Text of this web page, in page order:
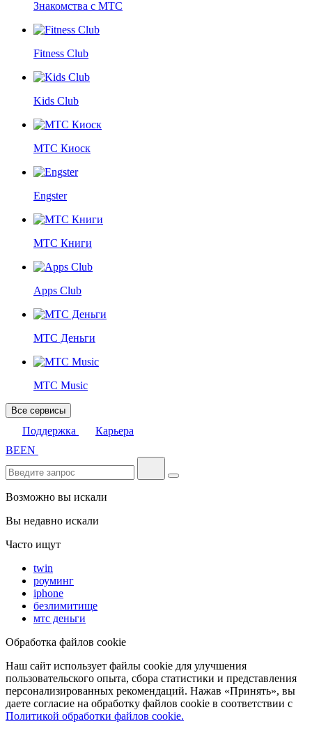
Знакомства с МТС
Fitness Club
Kids Club
МТС Киоск
Engster
МТС Книги
Apps Club
МТС Деньги
МТС Music
Все сервисы
Поддержка
Карьера
BEEN
Возможно вы искали
Вы недавно искали
Часто ищут
twin
роуминг
iphone
безлимитище
мтс деньги
Обработка файлов cookie
Наш сайт использует файлы cookie для улучшения
пользовательского опыта, сбора статистики и представления
персонализированных рекомендаций. Нажав «Принять», вы
даете согласие на обработку файлов cookie в соответствии с
Политикой обработки файлов cookie.